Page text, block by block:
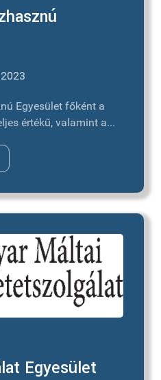
Egyesület főként a
értékű, valamint a...
Egyesület